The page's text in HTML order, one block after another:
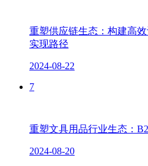
重塑供应链生态：构建高
实现路径
2024-08-22
7
重塑文具用品行业生态：
2024-08-20